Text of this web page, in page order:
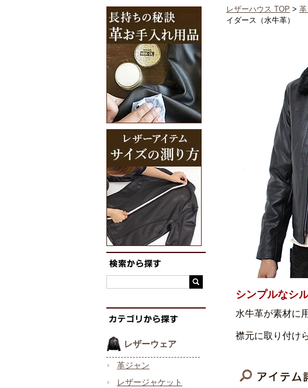
レザーウェア
革ジャン
レザージャケット
レザーハウス TOP >
イダース（水牛革）
シンプルなシ
水牛革が素材に
襟元に取り付け